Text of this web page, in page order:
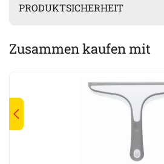
PRODUKTSICHERHEIT
Zusammen kaufen mit